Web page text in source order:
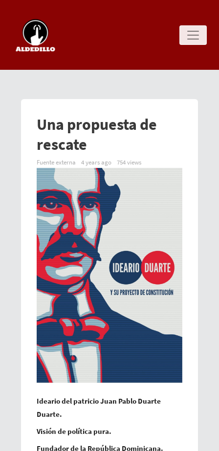
Una propuesta de
rescate
Fuente externa 4 years ago 754 views
Ideario del patricio Juan Pablo Duarte
Duarte.
Visión de política pura.
Fundador de la República Dominicana.